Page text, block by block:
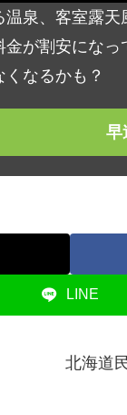
泉、客室露天
が割安にな
なるかも？
早
LINE
北海道